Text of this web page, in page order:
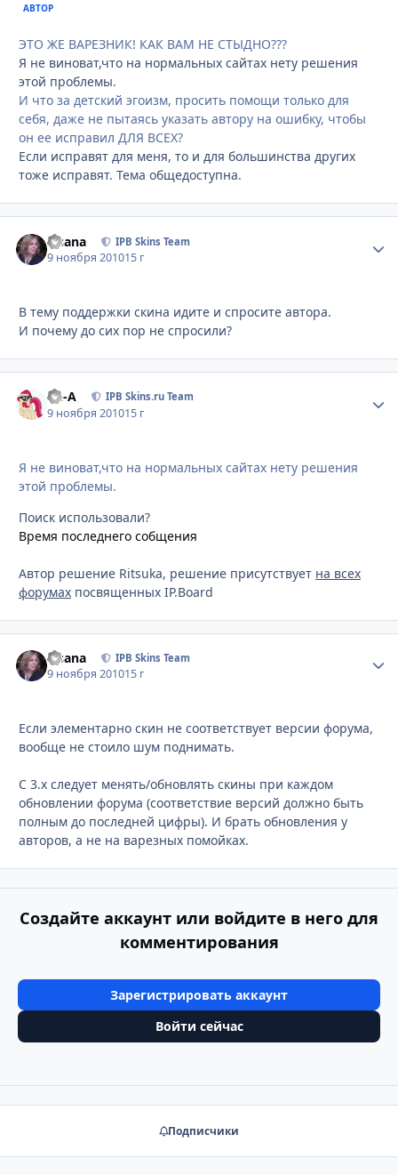
АВТОР
ЭТО ЖЕ ВАРЕЗНИК! КАК ВАМ НЕ СТЫДНО???
Я не виноват,что на нормальных сайтах нету решения
этой проблемы.
И что за детский эгоизм, просить помощи только для
себя, даже не пытаясь указать автору на ошибку, чтобы
он ее исправил ДЛЯ ВСЕХ?
Если исправят для меня, то и для большинства других
тоже исправят. Тема общедоступна.
Fisana IPB Skins Team
9 ноября 201015 г
В тему поддержки скина идите и спросите автора.
И почему до сих пор не спросили?
Ph-A IPB Skins.ru Team
9 ноября 201015 г
Я не виноват,что на нормальных сайтах нету решения
этой проблемы.
Поиск использовали?
Время последнего собщения
Автор решение Ritsuka, решение присутствует на всех
форумах посвященных IP.Board
Fisana IPB Skins Team
9 ноября 201015 г
Если элементарно скин не соответствует версии форума,
вообще не стоило шум поднимать.
С 3.x следует менять/обновлять скины при каждом
обновлении форума (соответствие версий должно быть
полным до последней цифры). И брать обновления у
авторов, а не на варезных помойках.
Создайте аккаунт или войдите в него для
комментирования
Зарегистрировать аккаунт
Войти сейчас
Подписчики